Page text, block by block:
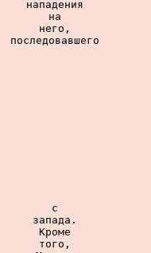
нападения
на
него,
последовавшего
с
запада.
Кроме
того,